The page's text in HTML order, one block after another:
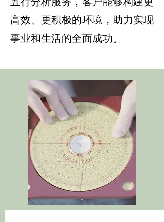
高效、更积极的环境，助力实现
事业和生活的全面成功。